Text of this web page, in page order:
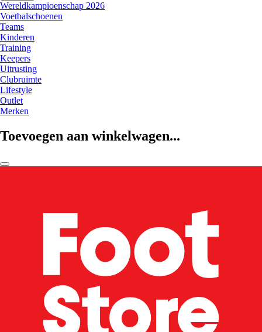
Wereldkampioenschap 2026
Voetbalschoenen
Teams
Kinderen
Training
Keepers
Uitrusting
Clubruimte
Lifestyle
Outlet
Merken
Toevoegen aan winkelwagen...